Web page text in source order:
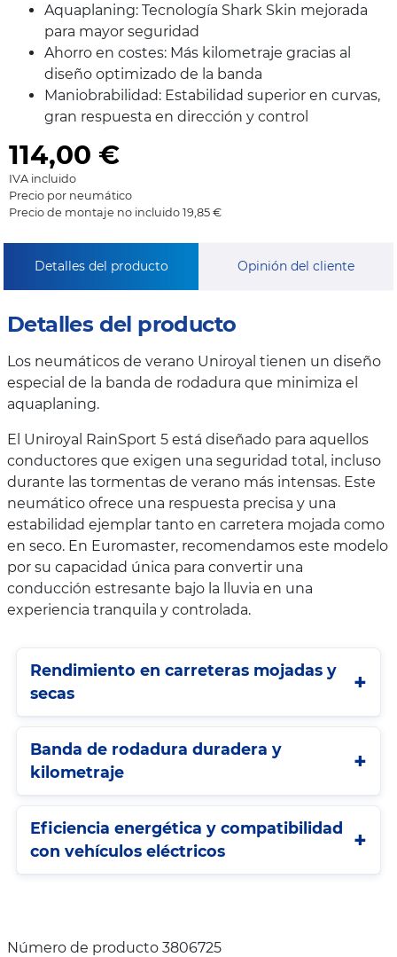
Aquaplaning: Tecnología Shark Skin mejorada
para mayor seguridad
Ahorro en costes: Más kilometraje gracias al
diseño optimizado de la banda
Maniobrabilidad: Estabilidad superior en curvas,
gran respuesta en dirección y control
114,00 €
IVA incluido
Precio por neumático
Precio de montaje no incluido 19,85 €
Detalles del producto Opinión del cliente
Detalles del producto
Los neumáticos de verano Uniroyal tienen un diseño
especial de la banda de rodadura que minimiza el
aquaplaning.
El Uniroyal RainSport 5 está diseñado para aquellos
conductores que exigen una seguridad total, incluso
durante las tormentas de verano más intensas. Este
neumático ofrece una respuesta precisa y una
estabilidad ejemplar tanto en carretera mojada como
en seco. En Euromaster, recomendamos este modelo
por su capacidad única para convertir una
conducción estresante bajo la lluvia en una
experiencia tranquila y controlada.
Rendimiento en carreteras mojadas y
secas
Banda de rodadura duradera y
kilometraje
Eficiencia energética y compatibilidad
con vehículos eléctricos
Número de producto 3806725